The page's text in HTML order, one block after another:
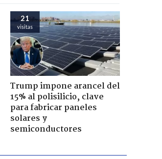
21
visitas
Trump impone arancel del
15% al polisilicio, clave
para fabricar paneles
solares y
semiconductores